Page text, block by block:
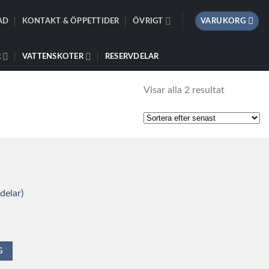
KONTAKT & ÖPPETTIDER ÖVRIGT VARUKORG
VATTENSKOTER RESERVDELAR
Visar alla 2 resultatSortera
senaste